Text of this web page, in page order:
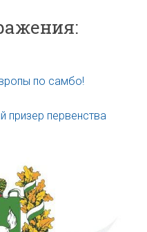
по самбо!
призер первенства